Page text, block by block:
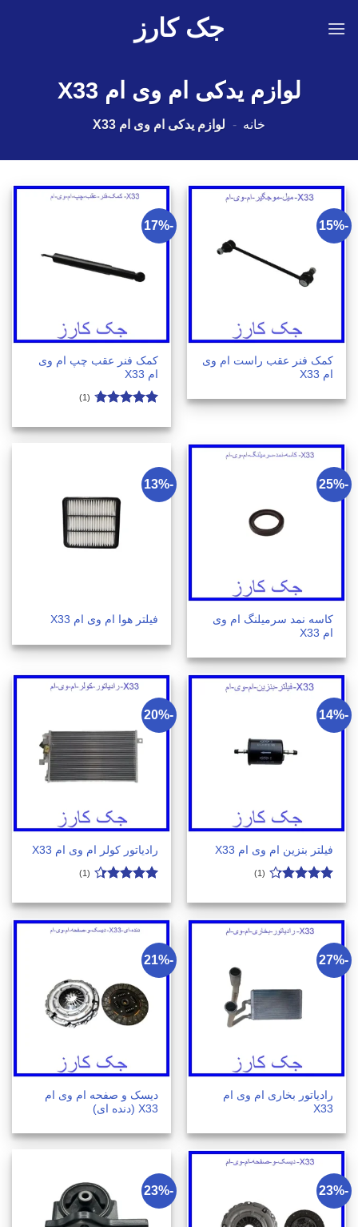
جک کارز
لوازم یدکی ام وی ام X33
خانه - لوازم یدکی ام وی ام X33
-15%
کمک فنر عقب راست ام وی
ام X33
-17%
کمک فنر عقب چپ ام وی
ام X33
از 5
(1)
-25%
کاسه نمد سرمیلنگ ام وی
ام X33
-13%
فیلتر هوا ام وی ام X33
-14%
فیلتر بنزین ام وی ام X33
از 5
(1)
-20%
رادیاتور کولر ام وی ام X33
از 5
(1)
-27%
رادیاتور بخاری ام وی ام
X33
-21%
دیسک و صفحه ام وی ام
X33 (دنده ای)
-23%
-23%